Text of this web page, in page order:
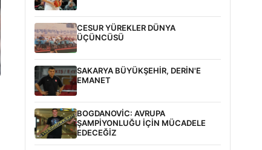
CESUR YÜREKLER DÜNYA
ÜÇÜNCÜSÜ
SAKARYA BÜYÜKŞEHİR, DERİN'E
EMANET
BOGDANOVİC: AVRUPA
ŞAMPİYONLUĞU İÇİN MÜCADELE
EDECEĞİZ